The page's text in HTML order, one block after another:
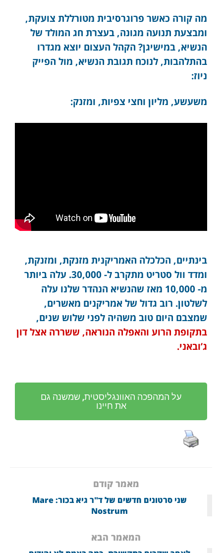
מה קורה כאשר פרוגרסיבית מטורללת צועקת,
ומבצעת תנועה מגונה, בעצרת חג המולד של
הנשיא, במישיגן? הקהל העצום יוצא מגדרו
בהתלהבות, לנוכח תגובת הנשיא, מול הפייק
ניוז:
משעשע, מליון וחצי צפיות, ומזנק:
בינתיים, הכלכלה האמריקנית מזנקת, ומזנקת,
ומדד וול סטריט מתקרב ל- 30,000. עלה ביותר
מ- 10,000 מאז שהנשיא הנהדר שלנו עלה
לשלטון. רוב גדול של אמריקנים מאשרים,
שמצבם היום טוב משהיה לפני שלוש שנים,
בתקופת הרוע והאפלה הנוראה, ששררה אצל דון
ג’ובאני.
על המהפכה האוונגליסטית, שמשנה גם
את חיינו
מאמר קודם
שני סרטונים חדשים של ד"ר גיא בכור: Mare
Nostrum
המאמר הבא